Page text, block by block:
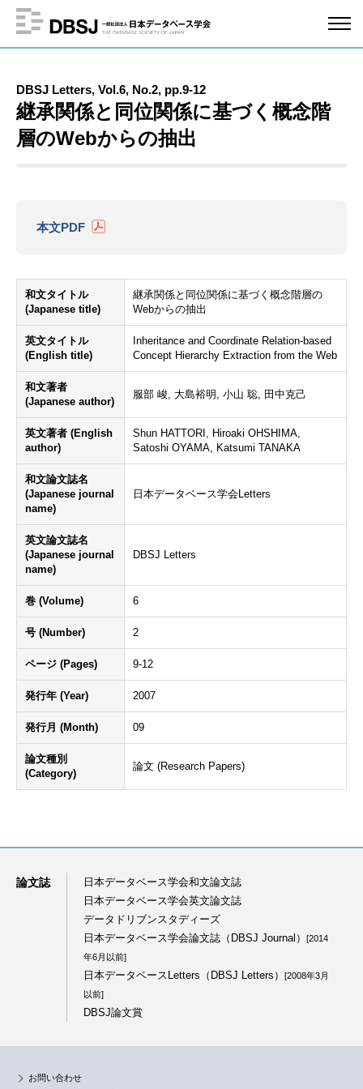
DBSJ Letters, Vol.6, No.2, pp.9-12
継承関係と同位関係に基づく概念階
層のWebからの抽出
本文PDF
和文タイトル
(Japanese title)
継承関係と同位関係に基づく概念階層の
Webからの抽出
英文タイトル
(English title)
Inheritance and Coordinate Relation-based
Concept Hierarchy Extraction from the Web
和文著者
(Japanese author)
服部 峻, 大島裕明, 小山 聡, 田中克己
英文著者 (English
author)
Shun HATTORI, Hiroaki OHSHIMA,
Satoshi OYAMA, Katsumi TANAKA
和文論文誌名
(Japanese journal
name)
日本データベース学会Letters
英文論文誌名
(Japanese journal
name)
DBSJ Letters
巻 (Volume) 6
号 (Number) 2
ページ (Pages) 9-12
発行年 (Year) 2007
発行月 (Month) 09
論文種別
(Category)
論文 (Research Papers)
論文誌
日本データベース学会和文論文誌
日本データベース学会英文論文誌
データドリブンスタディーズ
日本データベース学会論文誌（DBSJ Journal）
[2014
年6月以前]
日本データベースLetters（DBSJ Letters）
[2008年3月
以前]
DBSJ論文賞
お問い合わせ